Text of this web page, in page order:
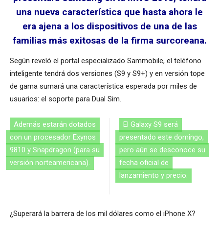
una nueva característica que hasta ahora le
era ajena a los dispositivos de una de las
familias más exitosas de la firma surcoreana.
Según reveló el portal especializado Sammobile, el teléfono
inteligente tendrá dos versiones (S9 y S9+) y en versión tope
de gama sumará una característica esperada por miles de
usuarios: el soporte para Dual Sim.
Además estarán dotados
con un procesador Exynos
9810 y Snapdragon (para su
versión norteamericana).
El Galaxy S9 será
presentado este domingo,
pero aún se desconoce su
fecha oficial de
lanzamiento y precio.
¿Superará la barrera de los mil dólares como el iPhone X?